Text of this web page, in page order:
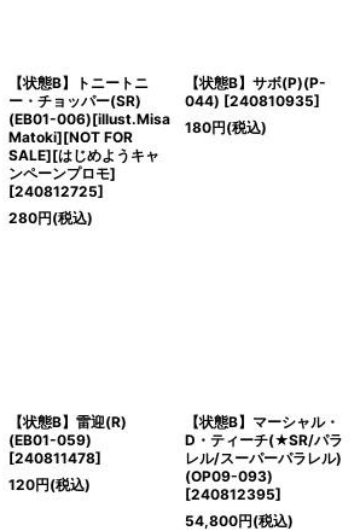
【状態B】トニートニ
ー・チョッパー(SR)
(EB01-006)[illust.Misa
Matoki][NOT FOR
SALE][はじめようキャ
ンペーンプロモ]
[240812725]
280円(税込)
【状態B】サボ(P)(P-
044) [240810935]
180円(税込)
【状態B】雷迎(R)
(EB01-059)
[240811478]
120円(税込)
【状態B】マーシャル・
D・ティーチ(★SR/パラ
レル/スーパーパラレル)
(OP09-093)
[240812395]
54,800円(税込)